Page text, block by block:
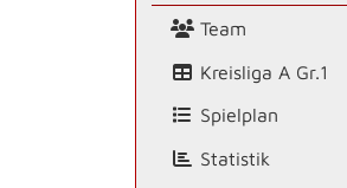
Team
Kreisliga A Gr.1
Spielplan
Statistik